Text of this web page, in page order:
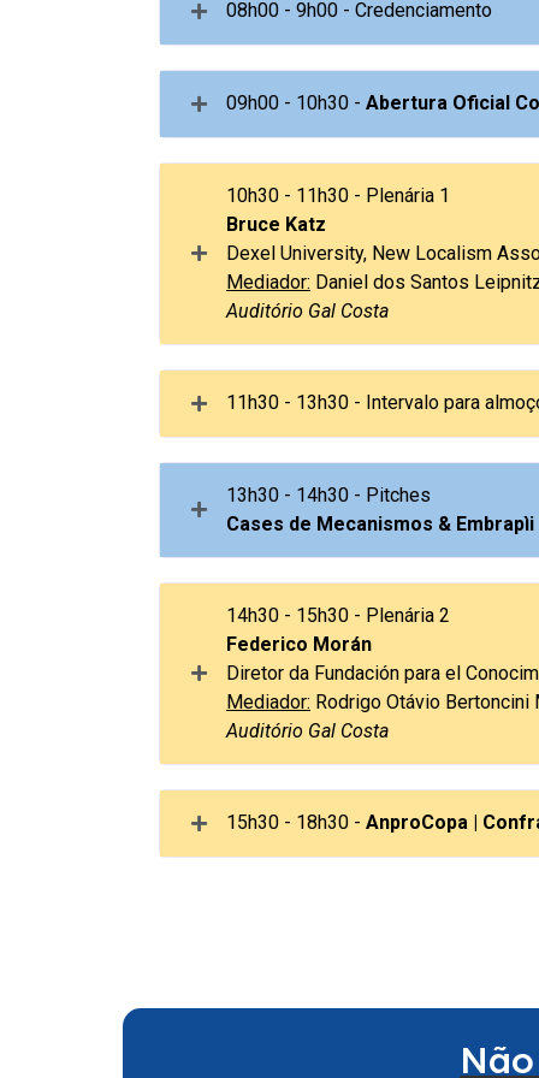
08h00 - 9h00 - Credenciamento
09h00 - 10h30 - Abertura Oficial
Sessão inaugural da
organizadores locais a
parceiras estratégicas,
10h30 - 11h30 - Plenária 1
Bruce Katz
Dexel University, New Localism
Mediador: Daniel dos Santos
Auditório Gal Costa
Da primeira instituição científica
11h30 - 13h30 - Intervalo para
Confira as sugestões de
13h30 - 14h30 - Pitches
Cases de Mecanismos & Embrapìi
José Menezes – Gerente de
(EMBRAPII)
Flavio Marinho – Gerente
Inovação (Senai Cimatec)
14h30 - 15h30 - Plenária 2
Federico Morán
Diretor da Fundación para el
Mediador: Rodrigo Otávio
Auditório Gal Costa
15h30 - 18h30 - AnproCopa |